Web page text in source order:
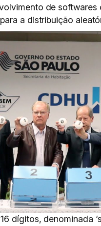
de softwares
a distribuição
dígitos, denominada